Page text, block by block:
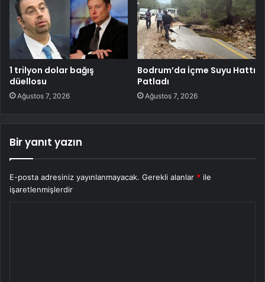
1 trilyon dolar bağış
düellosu
Ağustos 7, 2026
Bodrum’da İçme Suyu Hattı
Patladı
Ağustos 7, 2026
Bir yanıt yazın
E-posta adresiniz yayınlanmayacak. Gerekli alanlar * ile
işaretlenmişlerdir